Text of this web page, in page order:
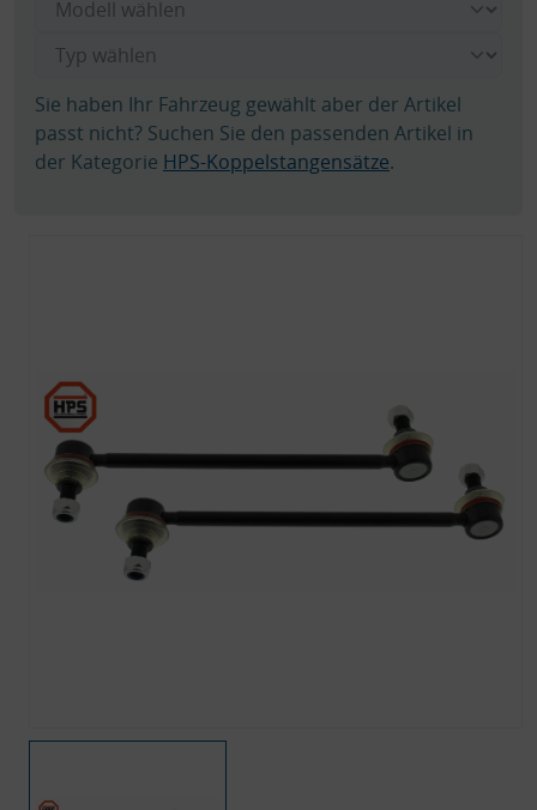
Sie haben Ihr Fahrzeug gewählt aber der Artikel
passt nicht? Suchen Sie den passenden Artikel in
der Kategorie HPS-Koppelstangensätze.